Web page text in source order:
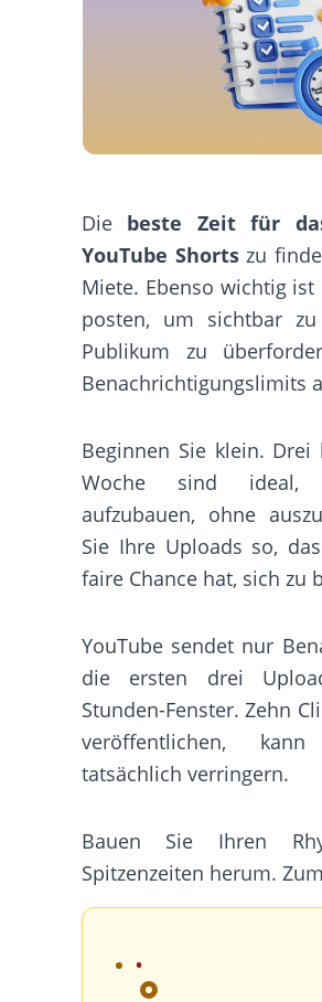
Die beste Zeit für
YouTube Shortszu
Miete. Ebenso wichtig
posten, um sichtbar
Publikum zu
Benachrichtigungslimits
Beginnen Sie klein.
Woche sind ideal,
aufzubauen, ohne
Sie Ihre Uploads so,
faire Chance hat, sich zu
YouTube sendet nur
die ersten drei
Stunden-Fenster. Zehn
veröffentlichen,
tatsächlich verringern.
Bauen Sie Ihren
Spitzenzeiten herum.